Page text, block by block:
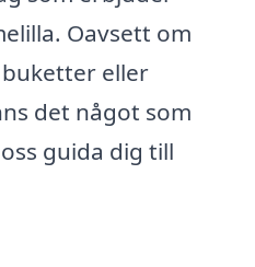
Oavsett om
eller
det något som
guida dig till